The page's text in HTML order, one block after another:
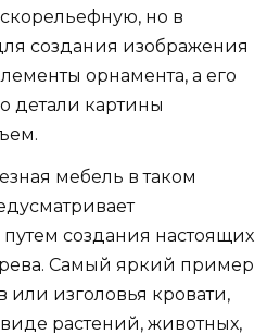
но в
создания изображения
орнамента, а его
детали картины
мебель в таком
создания настоящих
Самый яркий пример
или изголовья кровати,
растений, животных,